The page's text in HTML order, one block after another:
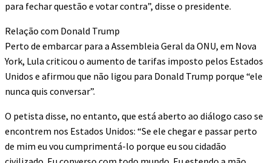
para fechar questão e votar contra”, disse o presidente.
Relação com Donald Trump
Perto de embarcar para a Assembleia Geral da ONU, em Nova
York, Lula criticou o aumento de tarifas imposto pelos Estados
Unidos e afirmou que não ligou para Donald Trump porque “ele
nunca quis conversar”.
O petista disse, no entanto, que está aberto ao diálogo caso se
encontrem nos Estados Unidos: “Se ele chegar e passar perto
de mim eu vou cumprimentá-lo porque eu sou cidadão